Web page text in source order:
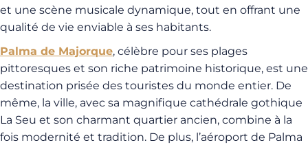
et une scène musicale dynamique, tout en offrant une
qualité de vie enviable à ses habitants.
Palma de Majorque, célèbre pour ses plages
pittoresques et son riche patrimoine historique, est une
destination prisée des touristes du monde entier. De
même, la ville, avec sa magnifique cathédrale gothique
La Seu et son charmant quartier ancien, combine à la
fois modernité et tradition. De plus, l’aéroport de Palma